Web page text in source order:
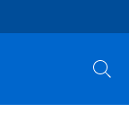
Cerca